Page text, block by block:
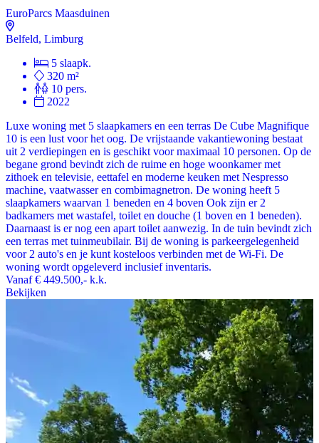
EuroParcs Maasduinen
Belfeld, Limburg
5 slaapk.
320 m²
10 pers.
2022
Luxe woning met 5 slaapkamers en een terras De Cube Magnifique
10 is een lust voor het oog. De vrijstaande vakantiewoning bestaat
uit 2 verdiepingen en is geschikt voor maximaal 10 personen. Op de
begane grond bevindt zich de ruime en hoge woonkamer met
zithoek en televisie, eettafel en moderne keuken met Nespresso
machine, vaatwasser en combimagnetron. De woning heeft 5
slaapkamers waarvan 1 beneden en 4 boven Ook zijn er 2
badkamers met wastafel, toilet en douche (1 boven en 1 beneden).
Daarnaast is er nog een apart toilet aanwezig. In de tuin bevindt zich
een terras met tuinmeubilair. Bij de woning is parkeergelegenheid
voor 2 auto's en je kunt kosteloos verbinden met de Wi-Fi. De
woning wordt opgeleverd inclusief inventaris.
Vanaf € 449.500,- k.k.
Bekijken